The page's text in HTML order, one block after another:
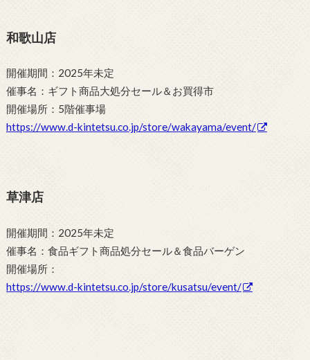
和歌山店
開催期間：2025年未定
催事名：ギフト商品大処分セール＆お買得市
開催場所：5階催事場
https://www.d-kintetsu.co.jp/store/wakayama/event/
草津店
開催期間：2025年未定
催事名：食品ギフト商品処分セール＆食品バーゲン
開催場所：
https://www.d-kintetsu.co.jp/store/kusatsu/event/